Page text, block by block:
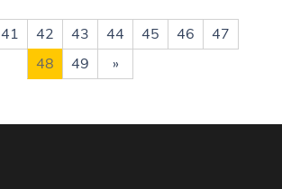
41 42 43 44 45 46
47
48
49 »